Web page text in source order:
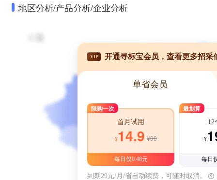
地区分析/产品分析/企业分析
VIP 开通寻标宝会员，查看更多招采
单省会员
限购一次
首月试用
¥14.9 ¥39
每日仅0.48元
最划算
12
¥
每日
到期29元/月/省自动续费，可随时取消。